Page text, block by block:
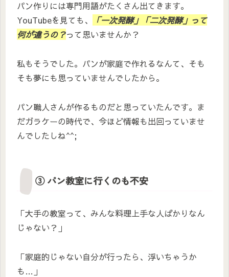
パン作りには専門用語がたくさん出てきます。
YouTubeを見ても、
「一次発酵」「二次発酵」って
何が違うの？って思いませんか？
私もそうでした。パンが家庭で作れるなんて、そも
そも夢にも思っていませんでしたから。
パン職人さんが作るものだと思っていたんです。ま
だガラケーの時代で、今ほど情報も出回っていませ
んでしたしね^^;
③ パン教室に行くのも不安
「大手の教室って、みんな料理上手な人ばかりなん
じゃない？」
「家庭的じゃない自分が行ったら、浮いちゃうか
も…」